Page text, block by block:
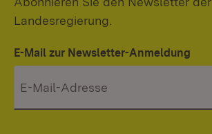
Landesregierung.
E-Mail zur Newsletter-Anmeldung